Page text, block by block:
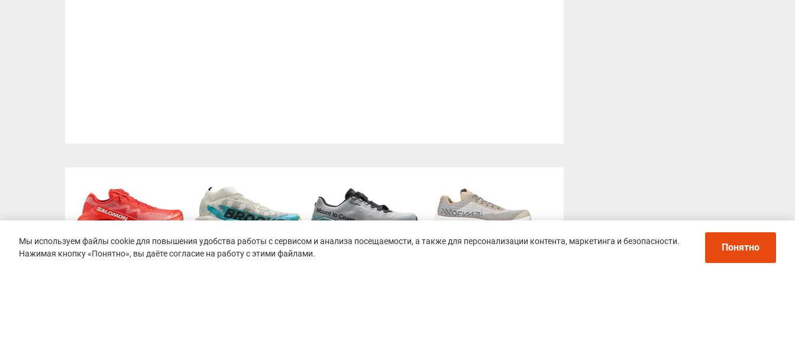
Мы используем файлы cookie для повышения удобства работы с сервисом и анализа посещаемости, а также для персонализации контента, маркетинга и безопасности.
Нажимая кнопку «Понятно», вы даёте согласие на работу с этими файлами.
Понятно